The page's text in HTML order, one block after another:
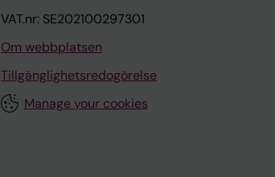
VAT.nr: SE202100297301
Om webbplatsen
Tillgänglighetsredogörelse
Manage your cookies